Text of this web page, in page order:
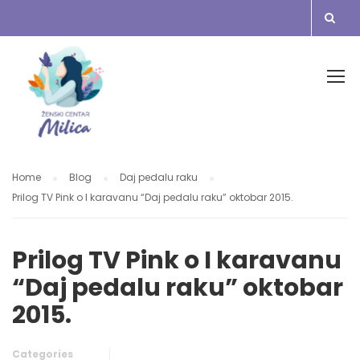
Home Blog
Daj pedalu raku
Prilog TV Pink o I karavanu “Daj pedalu raku” oktobar 2015.
Prilog TV Pink o I karavanu
“Daj pedalu raku” oktobar
2015.
Categories